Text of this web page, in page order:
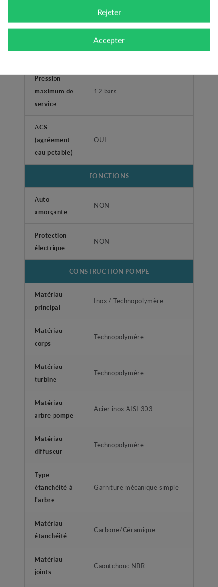
Température
+40°C
Pression
maximum de
service
12 bars
ACS
(agréement
eau potable)
OUI
FONCTIONS
Auto
amorçante
NON
Protection
électrique
NON
CONSTRUCTION POMPE
Matériau
principal
Inox / Technopolymère
Matériau
corps
Technopolymère
Matériau
turbine
Technopolymère
Matériau
arbre pompe
Acier inox AISI 303
Matériau
diffuseur
Technopolymère
Type
étanchéité à
l'arbre
Garniture mécanique simple
Matériau
étanchéité
Carbone/Céramique
Matériau
joints
Caoutchouc NBR
Rejeter
Accepter